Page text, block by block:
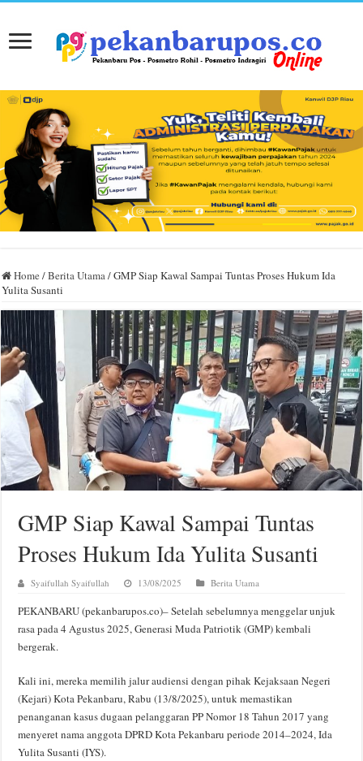
Home /Berita Utama/GMP Siap Kawal Sampai Tuntas Proses Hukum Ida
Yulita Susanti
GMP Siap Kawal Sampai Tuntas
Proses Hukum Ida Yulita Susanti
Syaifullah Syaifullah 13/08/2025 Berita Utama
PEKANBARU (pekanbarupos.co)– Setelah sebelumnya menggelar unjuk
rasa pada 4 Agustus 2025, Generasi Muda Patriotik (GMP) kembali
bergerak.
Kali ini, mereka memilih jalur audiensi dengan pihak Kejaksaan Negeri
(Kejari) Kota Pekanbaru, Rabu (13/8/2025), untuk memastikan
penanganan kasus dugaan pelanggaran PP Nomor 18 Tahun 2017 yang
menyeret nama anggota DPRD Kota Pekanbaru periode 2014–2024, Ida
Yulita Susanti (IYS).